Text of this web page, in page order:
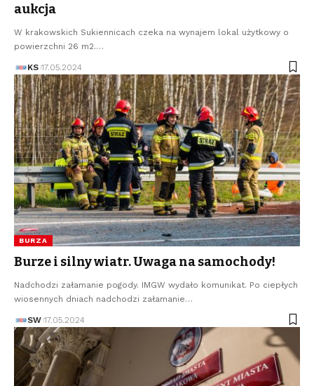
aukcja
W krakowskich Sukiennicach czeka na wynajem lokal użytkowy o
powierzchni 26 m2.…
KS 17.05.2024
BURZA
Burze i silny wiatr. Uwaga na samochody!
Nadchodzi załamanie pogody. IMGW wydało komunikat. Po ciepłych
wiosennych dniach nadchodzi załamanie…
SW 17.05.2024